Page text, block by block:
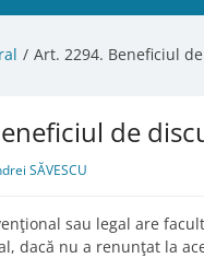
Art. 2294. Beneficiul
de
SĂVESCU
sau legal are
dacă nu a renunţat la